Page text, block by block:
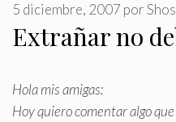
Extrañar no
5 diciembre, 2007 por
Hola mis amigas:
Hoy quiero comentar algo